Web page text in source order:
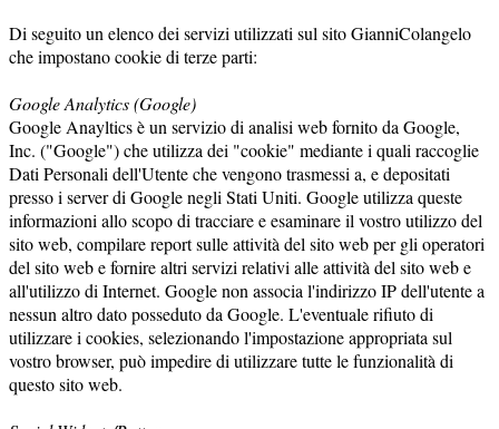
Di seguito un elenco dei servizi utilizzati sul sito GianniColangelo
che impostano cookie di terze parti:
Google Analytics (Google)
Google Anayltics è un servizio di analisi web fornito da Google,
Inc. ("Google") che utilizza dei "cookie" mediante i quali raccoglie
Dati Personali dell'Utente che vengono trasmessi a, e depositati
presso i server di Google negli Stati Uniti. Google utilizza queste
informazioni allo scopo di tracciare e esaminare il vostro utilizzo del
sito web, compilare report sulle attività del sito web per gli operatori
del sito web e fornire altri servizi relativi alle attività del sito web e
all'utilizzo di Internet. Google non associa l'indirizzo IP dell'utente a
nessun altro dato posseduto da Google. L'eventuale rifiuto di
utilizzare i cookies, selezionando l'impostazione appropriata sul
vostro browser, può impedire di utilizzare tutte le funzionalità di
questo sito web.